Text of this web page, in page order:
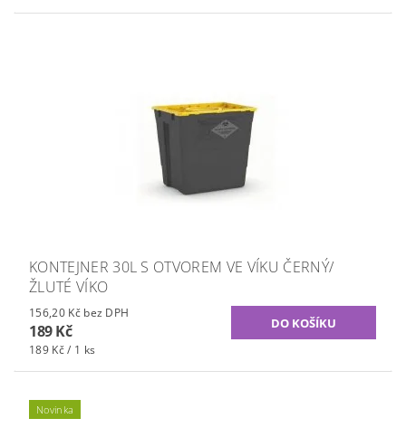
KONTEJNER 30L S OTVOREM VE VÍKU ČERNÝ/
ŽLUTÉ VÍKO
156,20 Kč bez DPH
189 Kč
189 Kč / 1 ks
Novinka